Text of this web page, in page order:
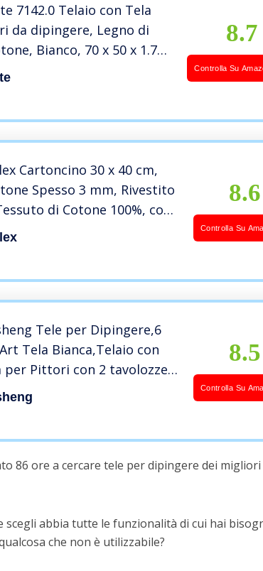
7142.0 Telaio con Tela
da dipingere, Legno di
Bianco, 70 x 50 x 1.7
in Italy
8.7
Controlla Su
Cartoncino 30 x 40 cm,
Spesso 3 mm, Rivestito
di Cotone 100%, con
Bianco, per Colori a Olio,
e Tempera, Gouache-
8.6
Controlla Su
Tele per Dipingere,6
Tela Bianca,Telaio con
per Pittori con 2 tavolozze
per Pittura
prestirate 100%
8.5
Controlla Su
86 ore a cercare tele per dipingere dei
scegli abbia tutte le funzionalità di cui hai
che non è utilizzabile?